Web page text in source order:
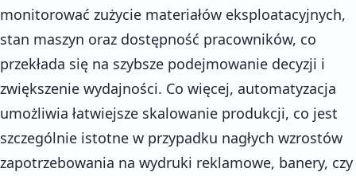
monitorować zużycie materiałów eksploatacyjnych,
stan maszyn oraz dostępność pracowników, co
przekłada się na szybsze podejmowanie decyzji i
zwiększenie wydajności. Co więcej, automatyzacja
umożliwia łatwiejsze skalowanie produkcji, co jest
szczególnie istotne w przypadku nagłych wzrostów
zapotrzebowania na wydruki reklamowe, banery, czy